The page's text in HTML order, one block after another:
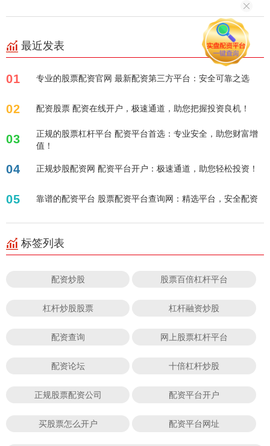
最近发表
01 专业的股票配资官网 最新配资第三方平台：安全可靠之选
02 配资股票 配资在线开户，极速通道，助您把握投资良机！
03
正规的股票杠杆平台 配资平台首选：专业安全，助您财富增
值！
04 正规炒股配资网 配资平台开户：极速通道，助您轻松投资！
05 靠谱的配资平台 股票配资平台查询网：精选平台，安全配资
标签列表
配资炒股 股票百倍杠杆平台
杠杆炒股股票 杠杆融资炒股
配资查询 网上股票杠杆平台
配资论坛 十倍杠杆炒股
正规股票配资公司 配资平台开户
买股票怎么开户 配资平台网址